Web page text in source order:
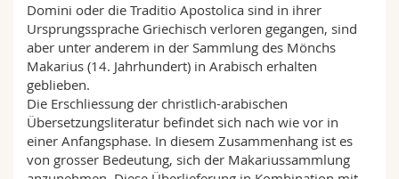
Domini oder die Traditio Apostolica sind in ihrer
Ursprungssprache Griechisch verloren gegangen, sind
aber unter anderem in der Sammlung des Mönchs
Makarius (14. Jahrhundert) in Arabisch erhalten
geblieben.
Die Erschliessung der christlich-arabischen
Übersetzungsliteratur befindet sich nach wie vor in
einer Anfangsphase. In diesem Zusammenhang ist es
von grosser Bedeutung, sich der Makariussammlung